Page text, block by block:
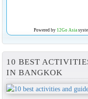
Powered by 12Go Asia
10 BEST
IN BANGKOK